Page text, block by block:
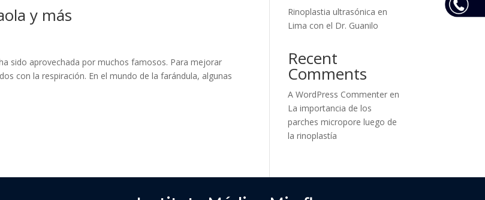
y más
sido aprovechada por muchos famosos. Para mejorar
con la respiración. En el mundo de la farándula, algunas
Rinoplastia ultrasónica en
Lima con el Dr. Guanilo
Recent
Comments
A WordPress Commenter en
La importancia de los
parches micropore luego de
la rinoplastía